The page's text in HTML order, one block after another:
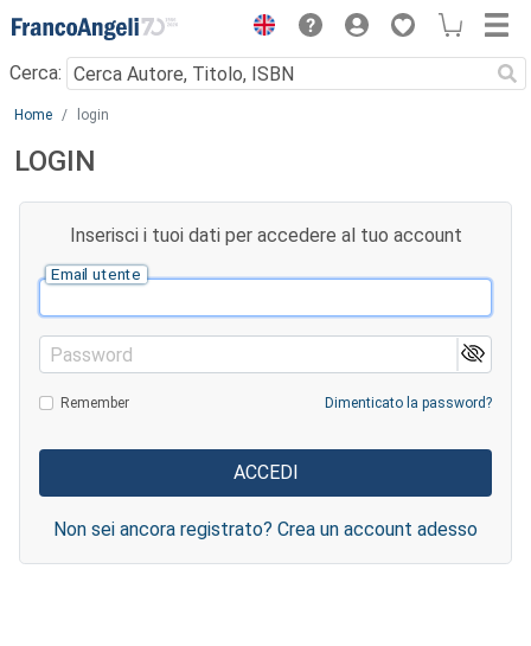
Menu
Cerca:
Main content
Home login
LOGIN
Inserisci i tuoi dati per accedere al tuo account
Email utente
Password
Remember Dimenticato la password?
Non sei ancora registrato? Crea un account adesso